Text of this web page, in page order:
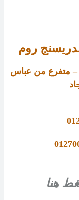
روم
متفرع من عباس
هنا